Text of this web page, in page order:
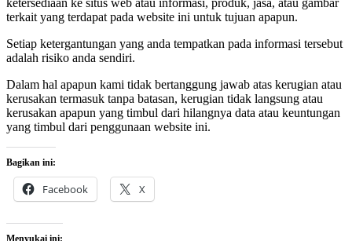
terkait yang terdapat pada website ini untuk tujuan apapun.
Setiap ketergantungan yang anda tempatkan pada informasi tersebut
adalah risiko anda sendiri.
Dalam hal apapun kami tidak bertanggung jawab atas kerugian atau
kerusakan termasuk tanpa batasan, kerugian tidak langsung atau
kerusakan apapun yang timbul dari hilangnya data atau keuntungan
yang timbul dari penggunaan website ini.
Bagikan ini:
Facebook X
Menyukai ini: